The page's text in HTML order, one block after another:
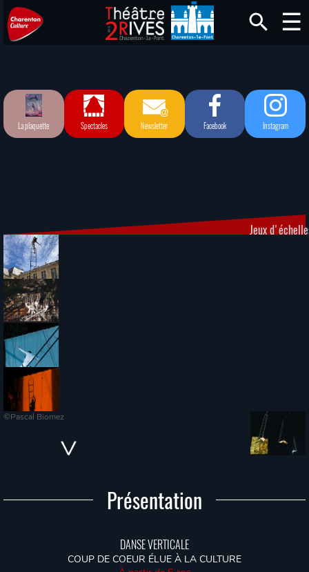
La plaquette Spectacles Newsletter Facebook Instagram
Jeux
©Pascal Biomez
Présentation
DANSE VERTICALE
COUP DE COEUR ÉLUE À LA CULTURE